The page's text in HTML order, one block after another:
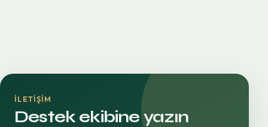
İLETIŞIM
Destek ekibine yazın